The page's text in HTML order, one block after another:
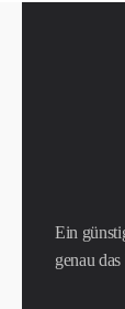
Ein
genau